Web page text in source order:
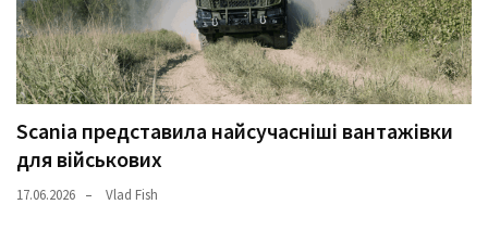
Scania представила найсучасніші вантажівки
для військових
17.06.2026 Vlad Fish